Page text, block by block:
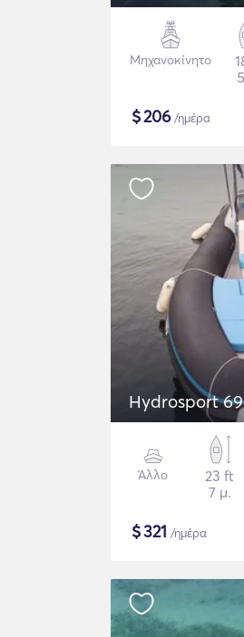
Μηχανοκίνητο
$206/ημέρα
Hydrosport
Άλλο
23 ft
7 μ.
$321 /ημέρα